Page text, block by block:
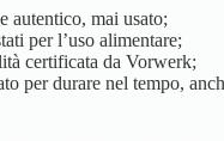
autentico, mai usato;
per l’uso alimentare;
certificata da Vorwerk;
per durare nel tempo,